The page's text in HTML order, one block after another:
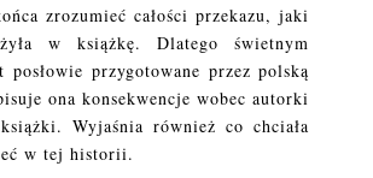
zrozumieć całości przekazu, jaki
w książkę. Dlatego świetnym
posłowie przygotowane przez polską
ona konsekwencje wobec autorki
Wyjaśnia również co chciała
w tej historii.